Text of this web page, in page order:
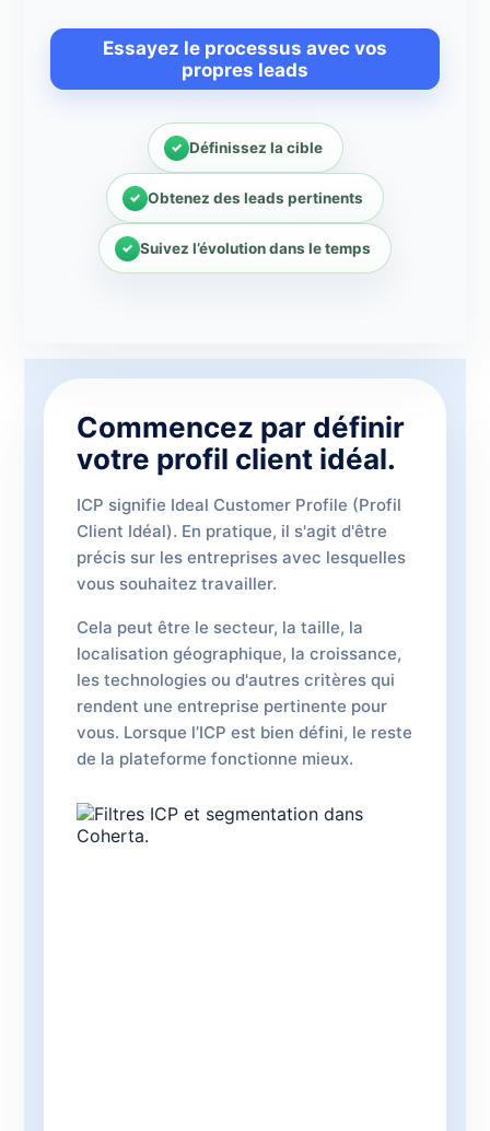
Essayez le processus avec vos
propres leads
Définissez la cible
Obtenez des leads pertinents
Suivez l’évolution dans le temps
Commencez par définir
votre profil client idéal.
ICP signifie Ideal Customer Profile (Profil
Client Idéal). En pratique, il s'agit d'être
précis sur les entreprises avec lesquelles
vous souhaitez travailler.
Cela peut être le secteur, la taille, la
localisation géographique, la croissance,
les technologies ou d'autres critères qui
rendent une entreprise pertinente pour
vous. Lorsque l’ICP est bien défini, le reste
de la plateforme fonctionne mieux.